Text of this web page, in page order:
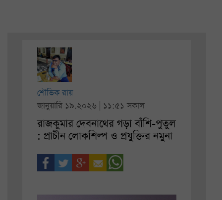
শৌভিক রায়
জানুয়ারি ১৯.২০২৬ | ১১:৫১ সকাল
রাজকুমার দেবনাথের গড়া বাঁশি-পুতুল
: প্রাচীন লোকশিল্প ও প্রযুক্তির নমুনা